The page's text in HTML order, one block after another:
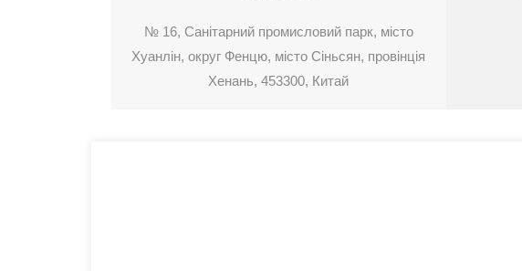
№ 16, Санітарний промисловий парк, місто
Хуанлін, округ Фенцю, місто Сіньсян, провінція
Хенань, 453300, Китай